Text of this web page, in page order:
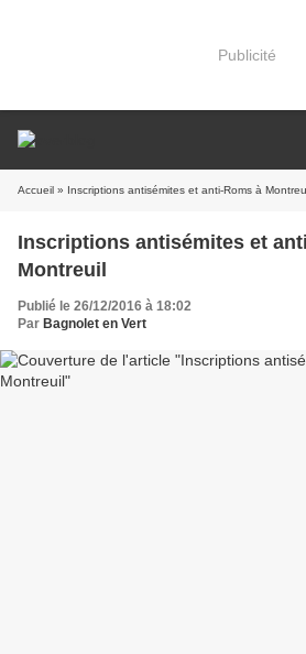
Publicité
Accueil » Inscriptions antisémites et anti-Roms à
Inscriptions antisémites et
Montreuil
Publié le 26/12/2016 à 18:02
Par Bagnolet en Vert